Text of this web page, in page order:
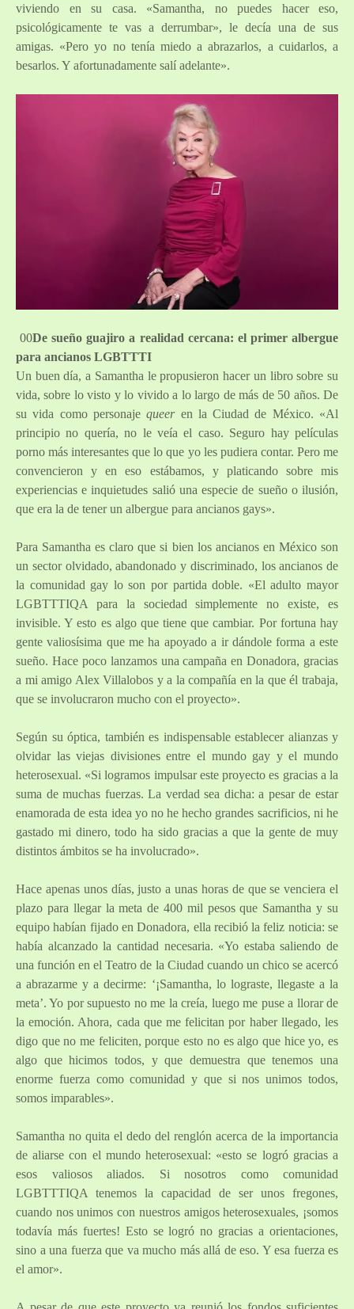
viviendo en su casa. «Samantha, no puedes hacer eso,
psicológicamente te vas a derrumbar», le decía una de sus
amigas. «Pero yo no tenía miedo a abrazarlos, a cuidarlos, a
besarlos. Y afortunadamente salí adelante».
00De sueño guajiro a realidad cercana: el primer albergue
para ancianos LGBTTTI
Un buen día, a Samantha le propusieron hacer un libro sobre su
vida, sobre lo visto y lo vivido a lo largo de más de 50 años. De
su vida como personajequeer en la Ciudad de México. «Al
principio no quería, no le veía el caso. Seguro hay películas
porno más interesantes que lo que yo les pudiera contar. Pero me
convencieron y en eso estábamos, y platicando sobre mis
experiencias e inquietudes salió una especie de sueño o ilusión,
que era la de tener un albergue para ancianos gays».
Para Samantha es claro que si bien los ancianos en México son
un sector olvidado, abandonado y discriminado, los ancianos de
la comunidad gay lo son por partida doble. «El adulto mayor
LGBTTTIQA para la sociedad simplemente no existe, es
invisible. Y esto es algo que tiene que cambiar. Por fortuna hay
gente valiosísima que me ha apoyado a ir dándole forma a este
sueño. Hace poco lanzamos una campaña en Donadora, gracias
a mi amigo Alex Villalobos y a la compañía en la que él trabaja,
que se involucraron mucho con el proyecto».
Según su óptica, también es indispensable establecer alianzas y
olvidar las viejas divisiones entre el mundo gay y el mundo
heterosexual. «Si logramos impulsar este proyecto es gracias a la
suma de muchas fuerzas. La verdad sea dicha: a pesar de estar
enamorada de esta idea yo no he hecho grandes sacrificios, ni he
gastado mi dinero, todo ha sido gracias a que la gente de muy
distintos ámbitos se ha involucrado».
Hace apenas unos días, justo a unas horas de que se venciera el
plazo para llegar la meta de 400 mil pesos que Samantha y su
equipo habían fijado en Donadora, ella recibió la feliz noticia: se
había alcanzado la cantidad necesaria. «Yo estaba saliendo de
una función en el Teatro de la Ciudad cuando un chico se acercó
a abrazarme y a decirme: ‘¡Samantha, lo lograste, llegaste a la
meta’. Yo por supuesto no me la creía, luego me puse a llorar de
la emoción. Ahora, cada que me felicitan por haber llegado, les
digo que no me feliciten, porque esto no es algo que hice yo, es
algo que hicimos todos, y que demuestra que tenemos una
enorme fuerza como comunidad y que si nos unimos todos,
somos imparables».
Samantha no quita el dedo del renglón acerca de la importancia
de aliarse con el mundo heterosexual: «esto se logró gracias a
esos valiosos aliados. Si nosotros como comunidad
LGBTTTIQA tenemos la capacidad de ser unos fregones,
cuando nos unimos con nuestros amigos heterosexuales, ¡somos
todavía más fuertes! Esto se logró no gracias a orientaciones,
sino a una fuerza que va mucho más allá de eso. Y esa fuerza es
el amor».